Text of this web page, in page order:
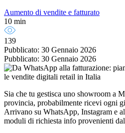
Aumento di vendite e fatturato
10 min
139
Pubblicato: 30 Gennaio 2026
Pubblicato: 30 Gennaio 2026
Sia che tu gestisca uno showroom a
provincia, probabilmente ricevi ogni
Arrivano su WhatsApp, Instagram e
moduli di richiesta info provenienti